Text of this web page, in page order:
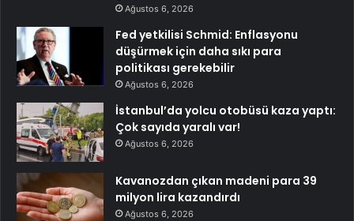
Ağustos 6, 2026
Fed yetkilisi Schmid: Enflasyonu
düşürmek için daha sıkı para
politikası gerekebilir
Ağustos 6, 2026
İstanbul’da yolcu otobüsü kaza yaptı:
Çok sayıda yaralı var!
Ağustos 6, 2026
Kavanozdan çıkan madeni para 39
milyon lira kazandırdı
Ağustos 6, 2026